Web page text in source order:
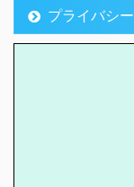
プライバシ